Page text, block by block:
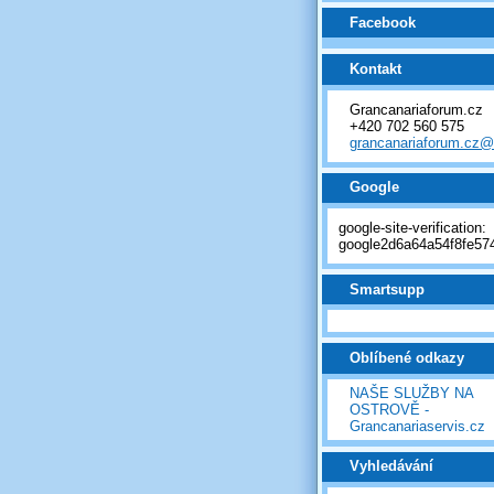
Facebook
Kontakt
Grancanariaforum.cz
+420 702 560 575
Google
google-site-verification:
Smartsupp
Oblíbené odkazy
NAŠE SLUŽBY NA
OSTROVĚ -
Grancanariaservis.cz
Vyhledávání